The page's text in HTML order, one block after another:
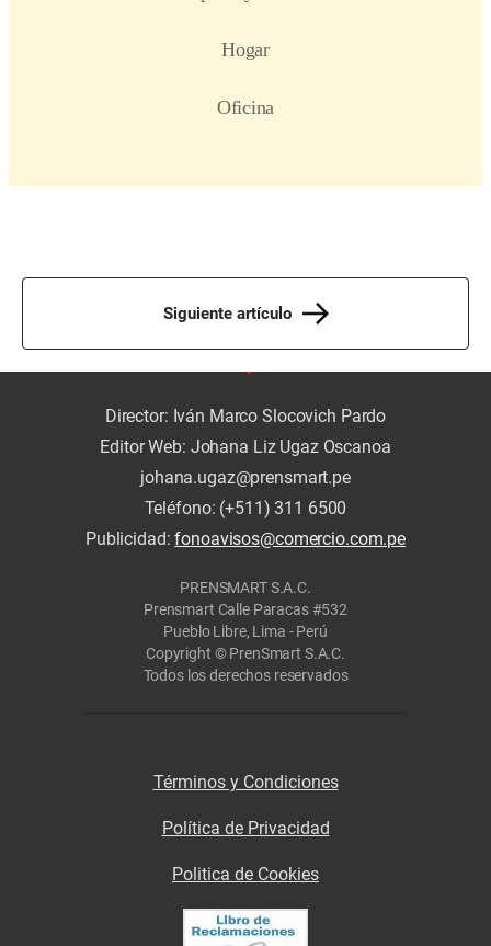
Siguiente artículo
Director: Iván Marco Slocovich Pardo
Editor Web: Johana Liz Ugaz Oscanoa
johana.ugaz@prensmart.pe
Teléfono: (+511) 311 6500
Publicidad:fonoavisos@comercio.com.pe
PRENSMART S.A.C.
Prensmart Calle Paracas #532
Pueblo Libre, Lima - Perú
Copyright © PrenSmart S.A.C.
Todos los derechos reservados
Términos y Condiciones
Política de Privacidad
Politica de Cookies